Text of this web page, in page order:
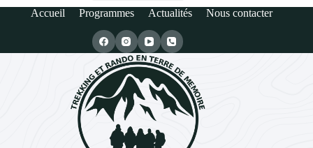
Accueil Programmes Actualités Nous contacter